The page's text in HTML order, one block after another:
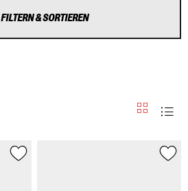
FILTERN & SORTIEREN